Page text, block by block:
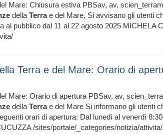
Mare: Chiusura estiva PBSav, av,
della Terrae del Mare, Si avvisano gli utenti
al pubblico dal 11 al 22 agosto 2025 MICHELA
Terra e del Mare: Orario di
Mare: Orario di apertura PBSav, av,
della Terrae del Mare Si informano gli utenti
orari di apertura: Dal lunedì al venerdì
/sites/portale/_categories/notizia/attivita/